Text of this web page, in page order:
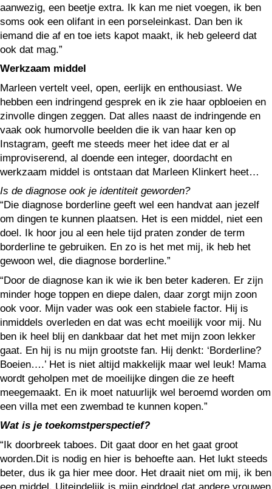
aanwezig, een beetje extra. Ik kan me niet voegen, ik ben
soms ook een olifant in een porseleinkast. Dan ben ik
iemand die af en toe iets kapot maakt, ik heb geleerd dat
ook dat mag.”
Werkzaam middel
Marleen vertelt veel, open, eerlijk en enthousiast. We
hebben een indringend gesprek en ik zie haar opbloeien en
zinvolle dingen zeggen. Dat alles naast de indringende en
vaak ook humorvolle beelden die ik van haar ken op
Instagram, geeft me steeds meer het idee dat er al
improviserend, al doende een integer, doordacht en
werkzaam middel is ontstaan dat Marleen Klinkert heet…
Is de diagnose ook je identiteit geworden?
“Die diagnose borderline geeft wel een handvat aan jezelf
om dingen te kunnen plaatsen. Het is een middel, niet een
doel. Ik hoor jou al een hele tijd praten zonder de term
borderline te gebruiken. En zo is het met mij, ik heb het
gewoon wel, die diagnose borderline.”
“Door de diagnose kan ik wie ik ben beter kaderen. Er zijn
minder hoge toppen en diepe dalen, daar zorgt mijn zoon
ook voor. Mijn vader was ook een stabiele factor. Hij is
inmiddels overleden en dat was echt moeilijk voor mij. Nu
ben ik heel blij en dankbaar dat het met mijn zoon lekker
gaat. En hij is nu mijn grootste fan. Hij denkt: ‘Borderline?
Boeien….’ Het is niet altijd makkelijk maar wel leuk! Mama
wordt geholpen met de moeilijke dingen die ze heeft
meegemaakt. En ik moet natuurlijk wel beroemd worden om
een villa met een zwembad te kunnen kopen.”
Wat is je toekomstperspectief?
“Ik doorbreek taboes. Dit gaat door en het gaat groot
worden.Dit is nodig en hier is behoefte aan. Het lukt steeds
beter, dus ik ga hier mee door. Het draait niet om mij, ik ben
een middel. Uiteindelijk is mijn einddoel dat andere vrouwen